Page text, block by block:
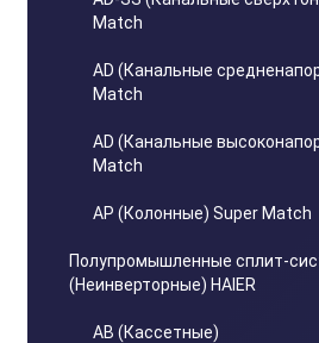
Match
AD (Канальные
Match
AD (Канальные
Match
AP (Колонные) Super Match
Полупромышленные сплит-
(Неинверторные) HAIER
AB (Кассетные)